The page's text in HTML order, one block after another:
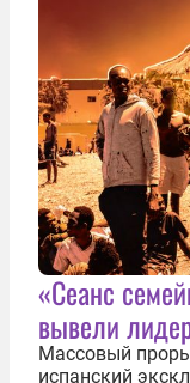
«Сеанс
вывели
Массовый
испанский